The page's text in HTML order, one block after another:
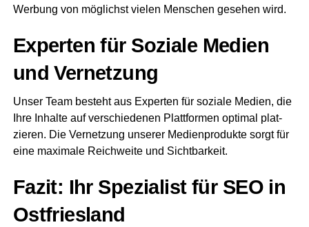
Wer­bung von mög­lichst vie­len Men­schen gese­hen wird.
Exper­ten für Sozia­le Medi­en
und Vernetzung
Unser Team besteht aus Exper­ten für sozia­le Medi­en, die
Ihre Inhal­te auf ver­schie­de­nen Platt­for­men opti­mal plat­
zie­ren. Die Ver­net­zung unse­rer Medi­en­pro­duk­te sorgt für
eine maxi­ma­le Reich­wei­te und Sichtbarkeit.
Fazit: Ihr Spe­zia­list für SEO in
Ostfriesland